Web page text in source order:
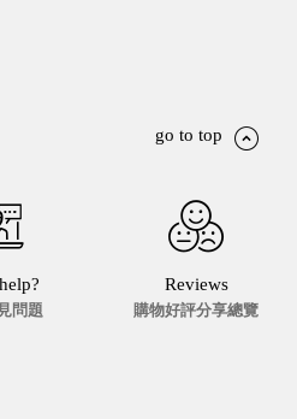
go to top
問題
Reviews
購物好評分享總覽